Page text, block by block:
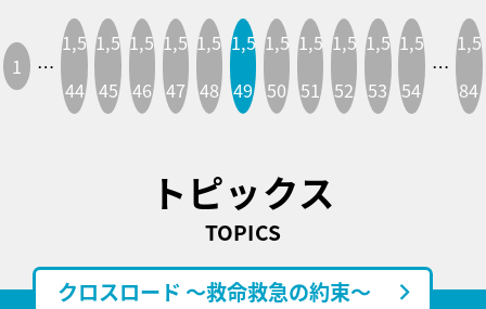
1 …
1,5
44
1,5
45
1,5
46
1,5
47
1,5
48
1,5
49
1,5
50
1,5
51
1,5
52
1,5
53
1,5
54
…
1,5
84
トピックス
TOPICS
クロスロード ～救命救急の約束～